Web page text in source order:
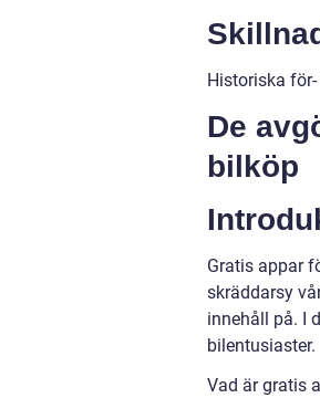
Historiska
De
bilköp
Gratis appar
skräddarsy
innehåll på. I
bilentusiaster.
Vad är gratis